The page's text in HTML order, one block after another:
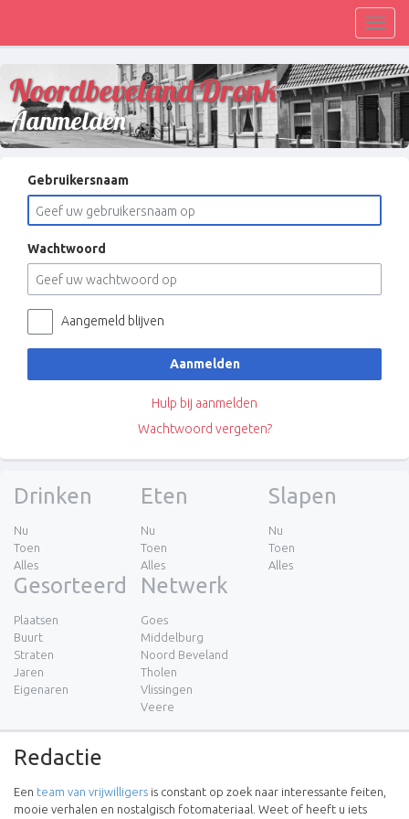
Noordbeveland Dronk
Aanmelden
Gebruikersnaam
Wachtwoord
Aangemeld blijven
Aanmelden
Hulp bij aanmelden
Wachtwoord vergeten?
Drinken
Nu
Toen
Alles
Eten
Nu
Toen
Alles
Slapen
Nu
Toen
Alles
Gesorteerd
Plaatsen
Buurt
Straten
Jaren
Eigenaren
Netwerk
Goes
Middelburg
Noord Beveland
Tholen
Vlissingen
Veere
Redactie
Een team van vrijwilligers is constant op zoek naar interessante feiten,
mooie verhalen en nostalgisch fotomateriaal. Weet of heeft u iets